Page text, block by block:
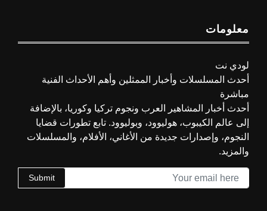
معلومات
لودي نت
أحدث المسلسلات وأخبار الممثلين وأهم الأحداث الفنية
مباشرة
أحدث أخبار المشاهير العرب ونجوم تركيا وكوريا، بالإضافة
إلى عالم الكيبوب، هوليوود، وبوليوود. تابع تطورات قضايا
النجوم، وإصدارات جديدة من الأغاني، الأفلام، والمسلسلات
والمزيد.
Submit